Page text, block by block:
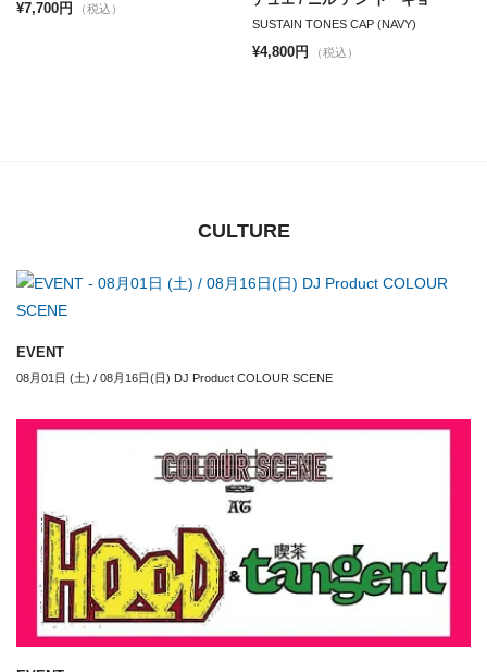
¥7,700円 （税込）
SUSTAIN TONES CAP (NAVY)
¥4,800円 （税込）
CULTURE
EVENT
08月01日 (土) / 08月16日(日) DJ Product COLOUR SCENE